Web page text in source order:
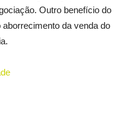
Outro benefício do
da venda do